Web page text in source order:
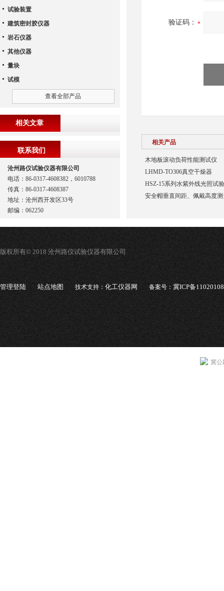
验证码：
相关产品
木地板滚动负荷性能测试仪
LHMD-TO306真空干燥器
HSZ-15系列水紫外线光照试
安全帽垂直间距、佩戴高度
试验装置
建筑密封胶仪器
岩石仪器
其他仪器
量块
试模
查看全部产品
相关文章
联系我们
沧州路仪试验仪器有限公司
电话：86-0317-4608382，6010788
传真：86-0317-4608387
地址：沧州西开发区33号
邮编：062250
版权所有© 2018 沧州路仪试验仪器有限公司
管理登陆 站点地图 技术支持：化工仪器网 备案号：冀ICP备
冀公